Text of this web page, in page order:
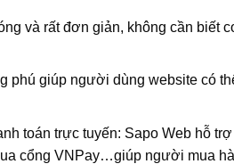
và rất đơn giản, không cần biết
phú giúp người dùng website có
toán trực tuyến: Sapo Web hỗ
cổng VNPay…giúp người mua